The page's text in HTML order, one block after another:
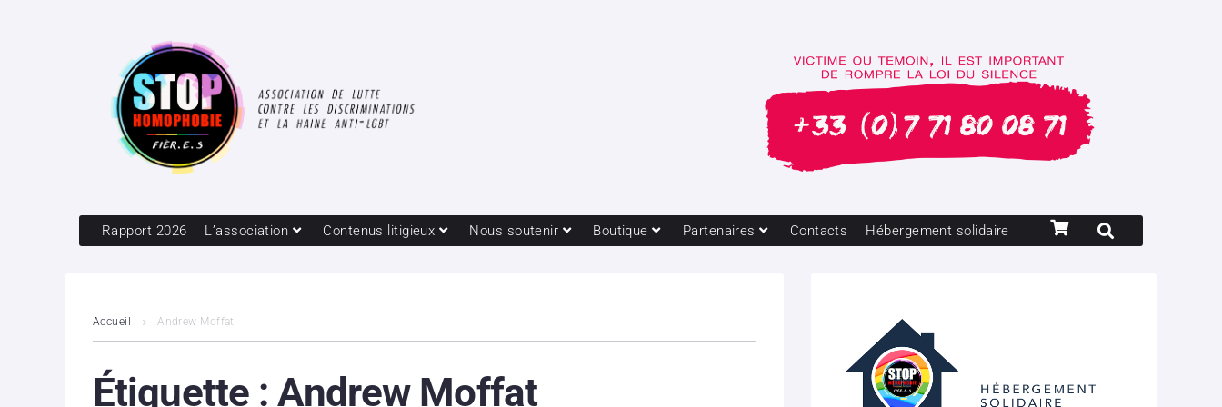
Rapport 2026 L’association Contenus litigieux Nous soutenir Boutique Partenaires Contacts Hébergement solidaire
Accueil Andrew Moffat
Étiquette :Andrew Moffat